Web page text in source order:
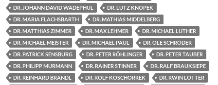
DR. JOHANN DAVID WADEPHUL
DR. LUTZ KNOPEK
DR. MARIA FLACHSBARTH
DR. MATHIAS MIDDELBERG
DR. MATTHIAS ZIMMER
DR. MAX LEHMER
DR. MICHAEL LUTHER
DR. MICHAEL MEISTER
DR. MICHAEL PAUL
DR. OLE SCHRÖDER
DR. PATRICK SENSBURG
DR. PETER RÖHLINGER
DR. PETER TAUBER
DR. PHILIPP MURMANN
DR. RAINER STINNER
DR. RALF BRAUKSIEPE
DR. REINHARD BRANDL
DR. ROLF KOSCHORREK
DR. RWIN LOTTER